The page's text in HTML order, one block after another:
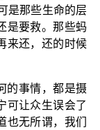
是那些生命的层
是要救。那些蚂
来还，还的时候
的事情，都是摄
可让众生误会了
无所谓，我们